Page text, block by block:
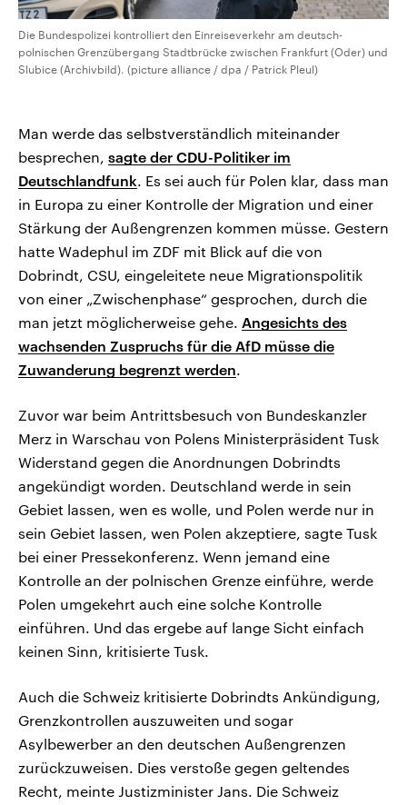
Die Bundespolizei kontrolliert den Einreiseverkehr am deutsch-
polnischen Grenzübergang Stadtbrücke zwischen Frankfurt (Oder) und
Slubice (Archivbild). (picture alliance / dpa / Patrick Pleul)
Man werde das selbstverständlich miteinander
besprechen, sagte der CDU-Politiker im
Deutschlandfunk. Es sei auch für Polen klar, dass man
in Europa zu einer Kontrolle der Migration und einer
Stärkung der Außengrenzen kommen müsse. Gestern
hatte Wadephul im ZDF mit Blick auf die von
Dobrindt, CSU, eingeleitete neue Migrationspolitik
von einer „Zwischenphase“ gesprochen, durch die
man jetzt möglicherweise gehe. Angesichts des
wachsenden Zuspruchs für die AfD müsse die
Zuwanderung begrenzt werden.
Zuvor war beim Antrittsbesuch von Bundeskanzler
Merz in Warschau von Polens Ministerpräsident Tusk
Widerstand gegen die Anordnungen Dobrindts
angekündigt worden. Deutschland werde in sein
Gebiet lassen, wen es wolle, und Polen werde nur in
sein Gebiet lassen, wen Polen akzeptiere, sagte Tusk
bei einer Pressekonferenz. Wenn jemand eine
Kontrolle an der polnischen Grenze einführe, werde
Polen umgekehrt auch eine solche Kontrolle
einführen. Und das ergebe auf lange Sicht einfach
keinen Sinn, kritisierte Tusk.
Auch die Schweiz kritisierte Dobrindts Ankündigung,
Grenzkontrollen auszuweiten und sogar
Asylbewerber an den deutschen Außengrenzen
zurückzuweisen. Dies verstoße gegen geltendes
Recht, meinte Justizminister Jans. Die Schweiz